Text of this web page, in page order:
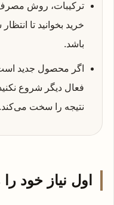
ترکیبات، روش مصرف
خرید بخوانید تا
باشد.
اگر محصول جدید
فعال دیگر شروع
نتیجه را سخت می‌کند.
اول نیاز خود